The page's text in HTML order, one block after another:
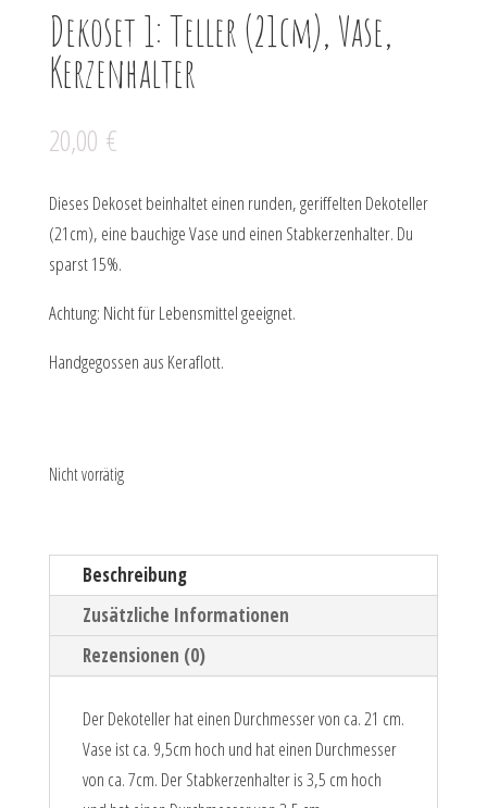
Dekoset 1: Teller (21cm), Vase,
Kerzenhalter
20,00 €
Dieses Dekoset beinhaltet einen runden, geriffelten Dekoteller
(21cm), eine bauchige Vase und einen Stabkerzenhalter. Du
sparst 15%.
Achtung: Nicht für Lebensmittel geeignet.
Handgegossen aus Keraflott.
Nicht vorrätig
Beschreibung
Zusätzliche Informationen
Rezensionen (0)
Der Dekoteller hat einen Durchmesser von ca. 21 cm.
Vase ist ca. 9,5cm hoch und hat einen Durchmesser
von ca. 7cm. Der Stabkerzenhalter is 3,5 cm hoch